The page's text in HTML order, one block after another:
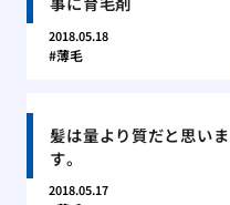
2018.05.18
薄毛
髪は量より質だと思いま
す。
2018.05.17